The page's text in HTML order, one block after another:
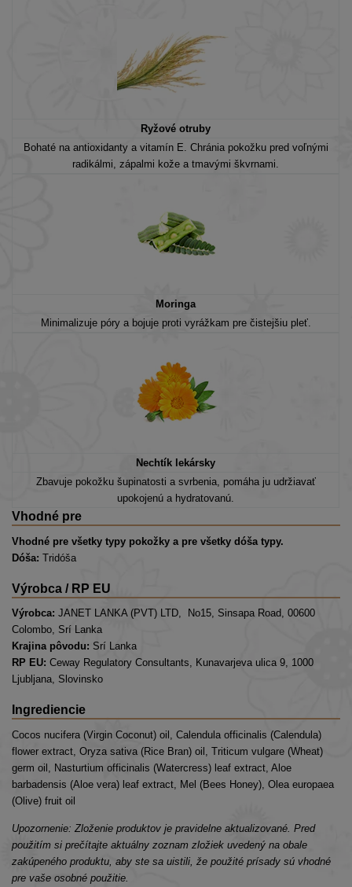
Ryžové otruby
Bohaté na antioxidanty a vitamín E. Chránia pokožku pred voľnými
radikálmi, zápalmi kože a tmavými škvrnami.
Moringa
Minimalizuje póry a bojuje proti vyrážkam pre čistejšiu pleť.
Nechtík lekársky
Zbavuje pokožku šupinatosti a svrbenia, pomáha ju udržiavať
upokojenú a hydratovanú.
Vhodné pre
Vhodné pre všetky typy pokožky a pre všetky dóša typy.
Dóša: Tridóša
Výrobca / RP EU
Výrobca: JANET LANKA (PVT) LTD, No15, Sinsapa Road, 00600
Colombo, Srí Lanka
Krajina pôvodu: Srí Lanka
RP EU: Ceway Regulatory Consultants, Kunavarjeva ulica 9, 1000
Ljubljana, Slovinsko
Ingrediencie
Cocos nucifera (Virgin Coconut) oil, Calendula officinalis (Calendula)
flower extract, Oryza sativa (Rice Bran) oil, Triticum vulgare (Wheat)
germ oil, Nasturtium officinalis (Watercress) leaf extract, Aloe
barbadensis (Aloe vera) leaf extract, Mel (Bees Honey), Olea europaea
(Olive) fruit oil
Upozornenie: Zloženie produktov je pravidelne aktualizované. Pred
použitím si prečítajte aktuálny zoznam zložiek uvedený na obale
zakúpeného produktu, aby ste sa uistili, že použité prísady sú vhodné
pre vaše osobné použitie.